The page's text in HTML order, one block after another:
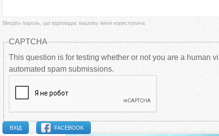
н
н
в
к
Введіть пароль, що відповідає вашому імені користувача.
CAPTCHA
This question is for testing whether or not you are a human
automated spam submissions.
FACEBOOK